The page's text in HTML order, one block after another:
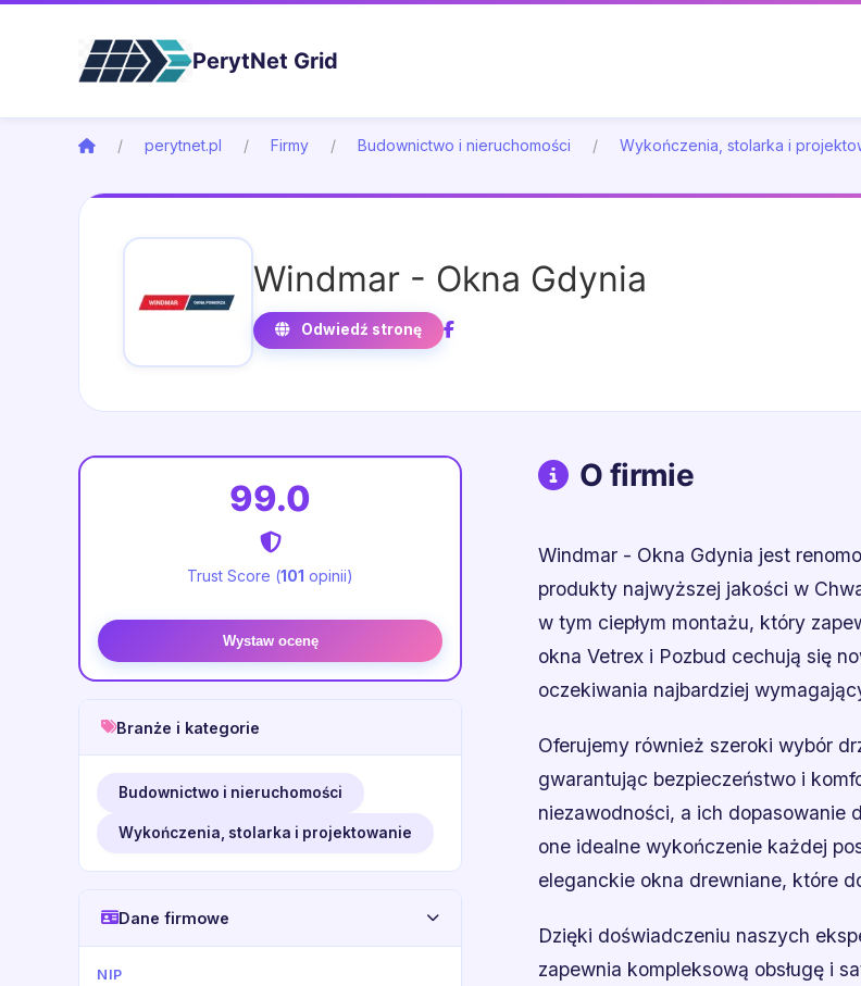
PerytNet Grid
perytnet.pl Firmy Budownictwo i nieruchomości Wykończenia, stolarka i
Windmar - Okna Gdynia
Odwiedź stronę
99.0
Trust Score (101 opinii)
Wystaw ocenę
Branże i kategorie
Budownictwo i nieruchomości
Wykończenia, stolarka i projektowanie
Dane firmowe
NIP
O firmie
Windmar - Okna Gdynia jest
produkty najwyższej jakości w
w tym ciepłym montażu, który
okna Vetrex i Pozbud cechują się
oczekiwania najbardziej
Oferujemy również szeroki wybór
gwarantując bezpieczeństwo i
niezawodności, a ich dopasowanie
one idealne wykończenie każdej
eleganckie okna drewniane, które
Dzięki doświadczeniu naszych
zapewnia kompleksową obsługę i